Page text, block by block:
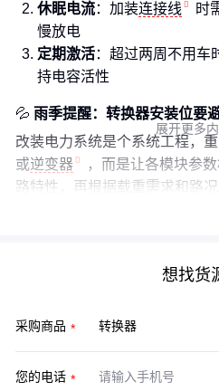
休眠电流：加装连接线
时
慢放电
定期激活：超过两周不用车
持电容活性
💦 雨季提醒：转换器安装位要
改装电力系统是个系统工程，
或逆变器
，而是让各模块参
路特性，再根据载重需求和路
展开更多
想找货
采购商品
您的电话